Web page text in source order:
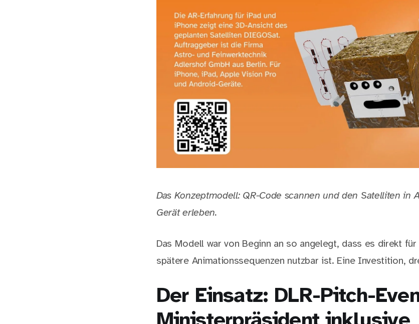
Das Konzeptmodell: QR-Code scannen und den Satelliten in
Gerät erleben.
Das Modell war von Beginn an so angelegt, dass es direkt für
spätere Animationssequenzen nutzbar ist. Eine Investition,
Der Einsatz: DLR-Pitch-